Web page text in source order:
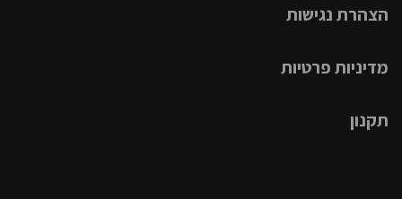
הצהרת נגישות
מדיניות פרטיות
תקנון